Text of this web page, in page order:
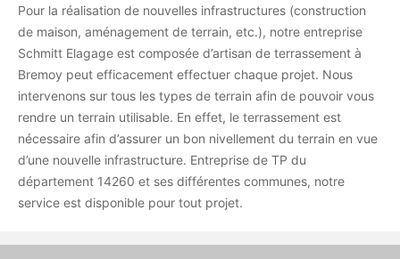
Pour la réalisation de nouvelles infrastructures (construction
de maison, aménagement de terrain, etc.), notre entreprise
Schmitt Elagage est composée d’artisan de terrassement à
Bremoy peut efficacement effectuer chaque projet. Nous
intervenons sur tous les types de terrain afin de pouvoir vous
rendre un terrain utilisable. En effet, le terrassement est
nécessaire afin d’assurer un bon nivellement du terrain en vue
d’une nouvelle infrastructure. Entreprise de TP du
département 14260 et ses différentes communes, notre
service est disponible pour tout projet.